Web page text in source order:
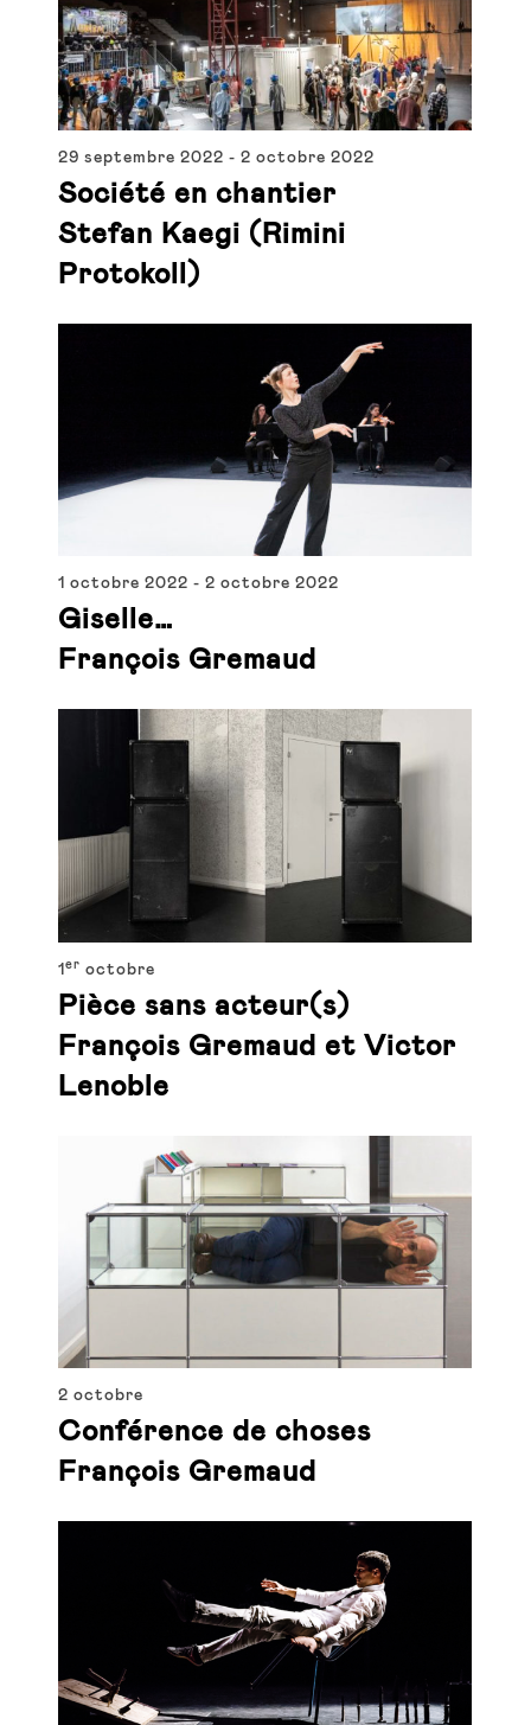
29 septembre 2022 -2 octobre 2022
Société en chantier
Stefan Kaegi (Rimini
Protokoll)
1 octobre 2022 -2 octobre 2022
Giselle…
François Gremaud
1er octobre
Pièce sans acteur(s)
François Gremaud et Victor
Lenoble
2 octobre
Conférence de choses
François Gremaud